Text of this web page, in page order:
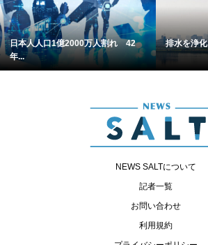
日本人人口1億2000万人割れ 42
年...
排水を浄
NEWS SALTについて
記者一覧
お問い合わせ
利用規約